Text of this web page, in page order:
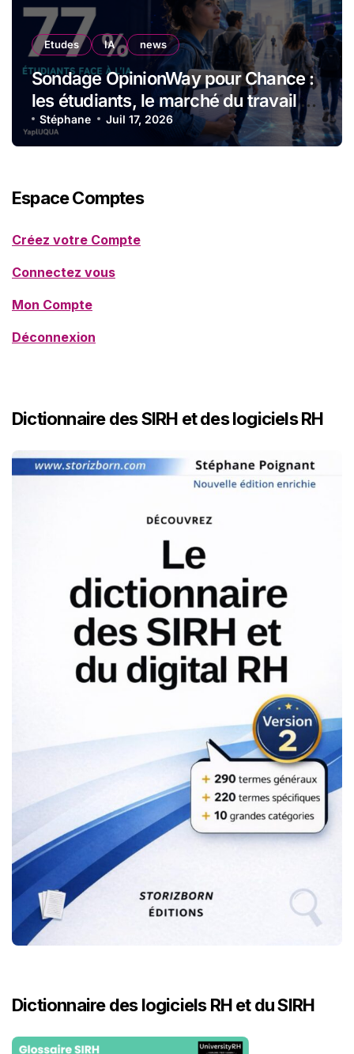
Etudes IA news
Sondage OpinionWay pour Chance :
les étudiants, le marché du travail et
l’intelligence artificielle
Stéphane Juil 17, 2026
Espace Comptes
Créez votre Compte
Connectez vous
Mon Compte
Déconnexion
Dictionnaire des SIRH et des logiciels RH
Dictionnaire des logiciels RH et du SIRH